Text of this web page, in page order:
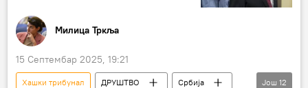
Милица Тркља
15 Септембар 2025, 19:21
Хашки трибунал ДРУШТВО
Србија
Још 12